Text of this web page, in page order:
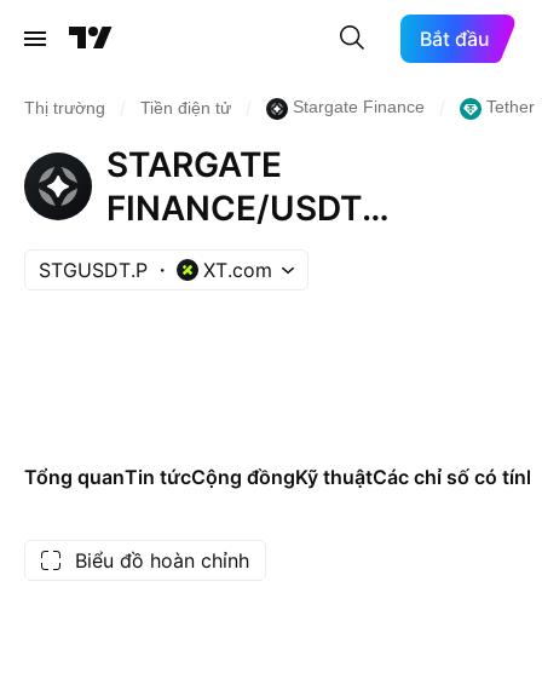
Bắt đầu
Thị trường Tiền điện tử Stargate Finance Tether
STARGATE
FINANCE/USDT
PERPETUAL SWAP
STGUSDT.P XT.com
Tổng quanTin tứcCộng đồngKỹ thuậtCác chỉ số có
Biểu đồ hoàn chỉnh